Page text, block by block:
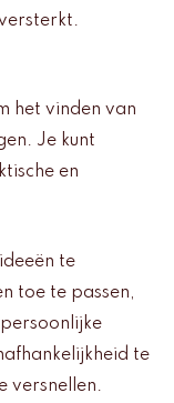
het vinden van
Je kunt
en
te
toe te passen,
te
versnellen.